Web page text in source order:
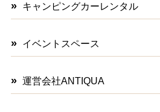
キャンピングカーレンタル
イベントスペース
運営会社ANTIQUA